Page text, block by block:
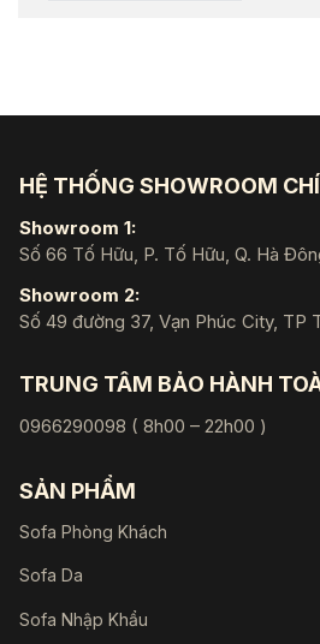
HỆ THỐNG SHOWROOM
Showroom 1:
Số 66 Tố Hữu, P. Tố Hữu, Q. Hà
Showroom 2:
Số 49 đường 37, Vạn Phúc City, TP
TRUNG TÂM BẢO HÀNH
0966290098 ( 8h00 – 22h00 )
SẢN PHẨM
Sofa Phòng Khách
Sofa Da
Sofa Nhập Khẩu